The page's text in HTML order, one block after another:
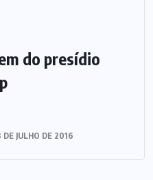
do presídio
DE JULHO DE 2016